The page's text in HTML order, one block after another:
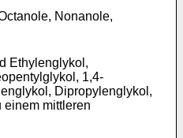
Nonanole,
Ethylenglykol,
1,4-
Dipropylenglykol,
einem mittleren